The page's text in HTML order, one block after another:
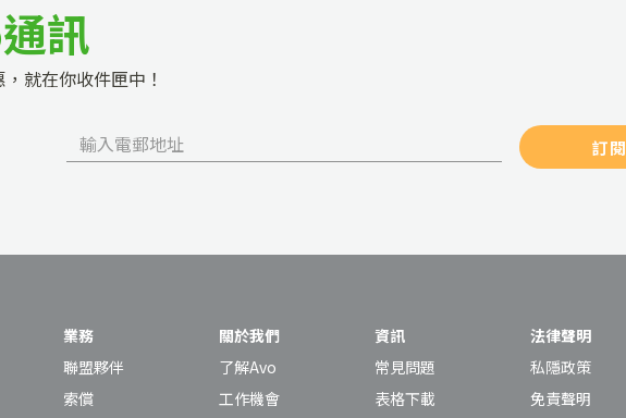
訊
就在你收件匣中！
訂閱
業務
聯盟夥伴
索償
關於我們
了解Avo
工作機會
資訊
常見問題
表格下載
法律聲明
私隱政策
免責聲明